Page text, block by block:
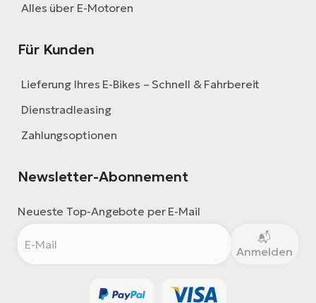
Alles über E-Motoren
Für Kunden
Lieferung Ihres E-Bikes – Schnell & Fahrbereit
Dienstradleasing
Zahlungsoptionen
Newsletter-Abonnement
Neueste Top-Angebote per E-Mail
Anmelden